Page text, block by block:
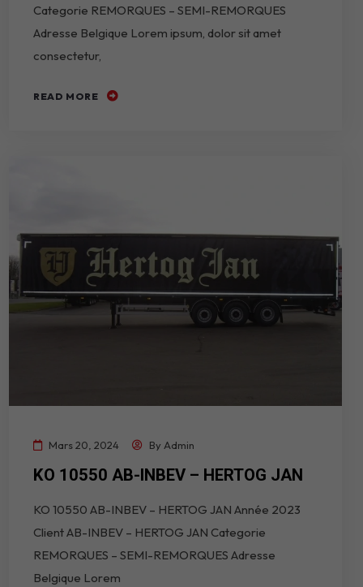
Categorie REMORQUES – SEMI-REMORQUES
Adresse Belgique Lorem ipsum, dolor sit amet
consectetur,
READ MORE
Mars 20, 2024 By Admin
KO 10550 AB-INBEV – HERTOG JAN
KO 10550 AB-INBEV – HERTOG JAN Année 2023
Client AB-INBEV – HERTOG JAN Categorie
REMORQUES – SEMI-REMORQUES Adresse
Belgique Lorem